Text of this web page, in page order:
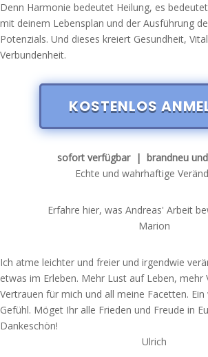
Denn Harmonie bedeutet Heilung, es
mit deinem Lebensplan und der Ausführung
Potenzials. Und dieses kreiert Gesundheit,
Verbundenheit.
KOSTENLOS
sofort verfügbar | brandneu
Echte und wahrhaftige
Erfahre hier, was Andreas' Arbeit
Marion
Ich atme leichter und freier und irgendwie
etwas im Erleben. Mehr Lust auf Leben, mehr
Vertrauen für mich und all meine Facetten.
Gefühl. Möget Ihr alle Frieden und Freude in
Dankeschön!
Ulrich